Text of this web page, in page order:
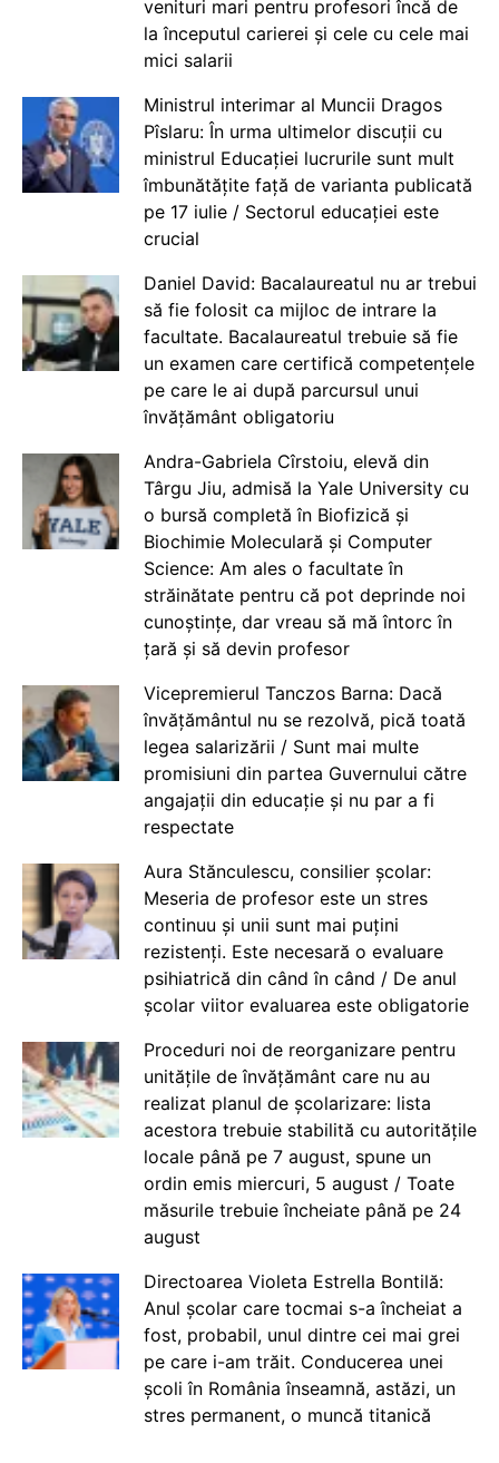
venituri mari pentru profesori încă de
la începutul carierei și cele cu cele mai
mici salarii
Ministrul interimar al Muncii Dragos
Pîslaru: În urma ultimelor discuții cu
ministrul Educației lucrurile sunt mult
îmbunătățite față de varianta publicată
pe 17 iulie / Sectorul educației este
crucial
Daniel David: Bacalaureatul nu ar trebui
să fie folosit ca mijloc de intrare la
facultate. Bacalaureatul trebuie să fie
un examen care certifică competențele
pe care le ai după parcursul unui
învățământ obligatoriu
Andra-Gabriela Cîrstoiu, elevă din
Târgu Jiu, admisă la Yale University cu
o bursă completă în Biofizică și
Biochimie Moleculară și Computer
Science: Am ales o facultate în
străinătate pentru că pot deprinde noi
cunoștințe, dar vreau să mă întorc în
țară și să devin profesor
Vicepremierul Tanczos Barna: Dacă
învățământul nu se rezolvă, pică toată
legea salarizării / Sunt mai multe
promisiuni din partea Guvernului către
angajații din educație și nu par a fi
respectate
Aura Stănculescu, consilier școlar:
Meseria de profesor este un stres
continuu și unii sunt mai puțini
rezistenți. Este necesară o evaluare
psihiatrică din când în când / De anul
școlar viitor evaluarea este obligatorie
Proceduri noi de reorganizare pentru
unitățile de învățământ care nu au
realizat planul de școlarizare: lista
acestora trebuie stabilită cu autoritățile
locale până pe 7 august, spune un
ordin emis miercuri, 5 august / Toate
măsurile trebuie încheiate până pe 24
august
Directoarea Violeta Estrella Bontilă:
Anul școlar care tocmai s-a încheiat a
fost, probabil, unul dintre cei mai grei
pe care i-am trăit. Conducerea unei
școli în România înseamnă, astăzi, un
stres permanent, o muncă titanică